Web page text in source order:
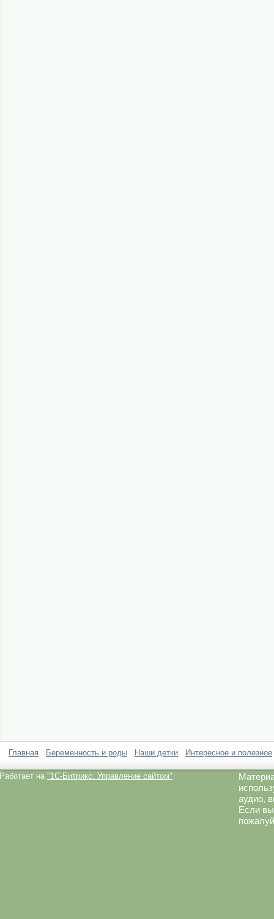
Главная Беременность и роды Наши детки Интересное и полезное
Работает на "1C-Битрикс: Управление сайтом"
аудио,
Если вы